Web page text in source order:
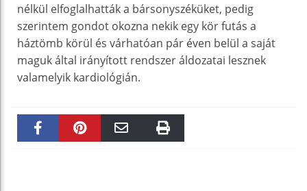
nélkül elfoglalhatták a bársonyszéküket, pedig
szerintem gondot okozna nekik egy kör futás a
háztömb körül és várhatóan pár éven belül a saját
maguk által irányított rendszer áldozatai lesznek
valamelyik kardiológián.